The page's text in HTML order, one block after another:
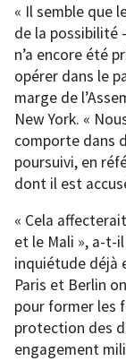
« Il semble que
de la possibilité
n’a encore été
opérer dans le
marge de
New York. «
comporte dans
poursuivi, en
dont il est
« Cela
et le Mali », a-t-
inquiétude déjà
Paris et Berlin
pour former les
protection des
engagement